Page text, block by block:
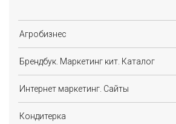
Агробизнес
Брендбук. Маркетинг кит. Каталог
Интернет маркетинг. Сайты
Кондитерка